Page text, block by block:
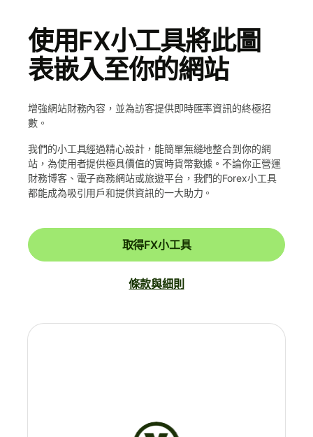
使用FX小工具將此圖
表嵌入至你的網站
增強網站財務內容，並為訪客提供即時匯率資訊的終極招
數。
我們的小工具經過精心設計，能簡單無縫地整合到你的網
站，為使用者提供極具價值的實時貨幣數據。不論你正營運
財務博客、電子商務網站或旅遊平台，我們的Forex小工具
都能成為吸引用戶和提供資訊的一大助力。
取得FX小工具
條款與細則